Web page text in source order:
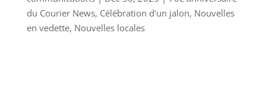
du Courier News, Célébration d'un jalon, Nouvelles
en vedette, Nouvelles locales